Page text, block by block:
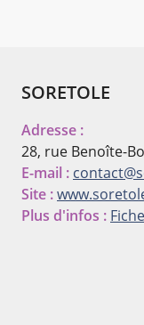
SORETOLE
Adresse :
28, rue Benoîte-
E-mail :
Site :
Plus d'infos :